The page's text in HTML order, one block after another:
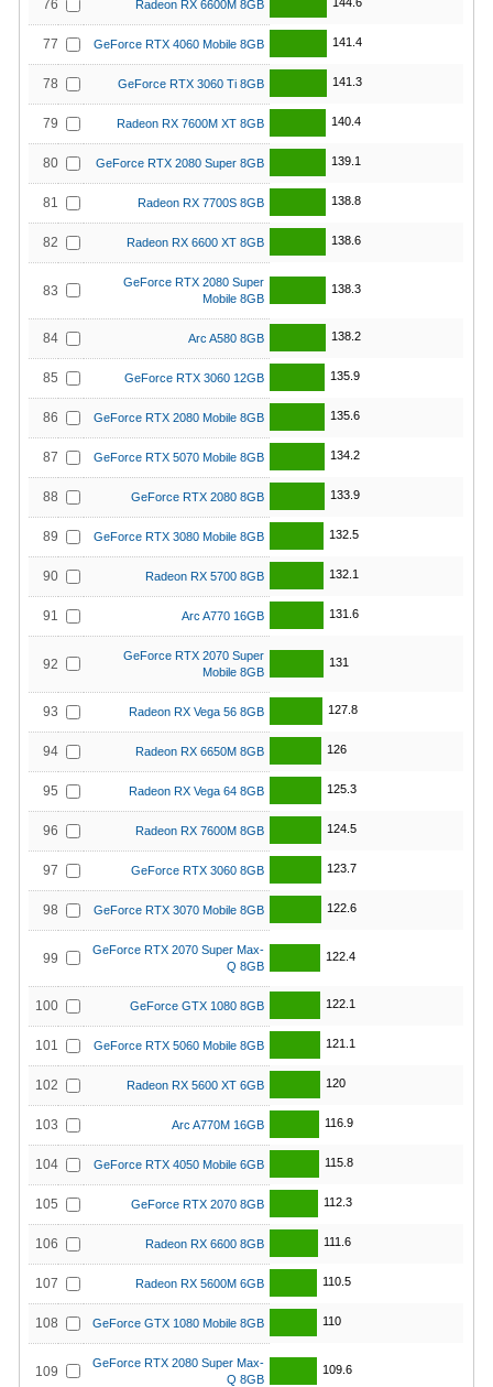
76 Radeon RX 6600M 8GB
77 GeForce RTX 4060 Mobile 8GB 141.4
78 GeForce RTX 3060 Ti 8GB 141.3
79 Radeon RX 7600M XT 8GB 140.4
80 GeForce RTX 2080 Super 8GB 139.1
81 Radeon RX 7700S 8GB 138.8
82 Radeon RX 6600 XT 8GB 138.6
83
GeForce RTX 2080 Super
Mobile 8GB
138.3
84 Arc A580 8GB 138.2
85 GeForce RTX 3060 12GB 135.9
86 GeForce RTX 2080 Mobile 8GB 135.6
87 GeForce RTX 5070 Mobile 8GB 134.2
88 GeForce RTX 2080 8GB 133.9
89 GeForce RTX 3080 Mobile 8GB 132.5
90 Radeon RX 5700 8GB 132.1
91 Arc A770 16GB 131.6
92
GeForce RTX 2070 Super
Mobile 8GB
131
93 Radeon RX Vega 56 8GB 127.8
94 Radeon RX 6650M 8GB 126
95 Radeon RX Vega 64 8GB 125.3
96 Radeon RX 7600M 8GB 124.5
97 GeForce RTX 3060 8GB 123.7
98 GeForce RTX 3070 Mobile 8GB 122.6
99
GeForce RTX 2070 Super Max-
Q 8GB
122.4
100 GeForce GTX 1080 8GB 122.1
101 GeForce RTX 5060 Mobile 8GB 121.1
102 Radeon RX 5600 XT 6GB 120
103 Arc A770M 16GB 116.9
104 GeForce RTX 4050 Mobile 6GB 115.8
105 GeForce RTX 2070 8GB 112.3
106 Radeon RX 6600 8GB 111.6
107 Radeon RX 5600M 6GB 110.5
108 GeForce GTX 1080 Mobile 8GB 110
109
GeForce RTX 2080 Super Max-
Q 8GB
109.6